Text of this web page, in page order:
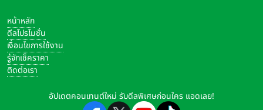
หน้าหลัก
ดีลโปรโมชั่น
เงื่อนไขการใช้งาน
รู้จักเช็คราคา
ติดต่อเรา
อัปเดตคอนเทนต์ใหม่ รับดีลพิเศษก่อนใคร แอดเลย!